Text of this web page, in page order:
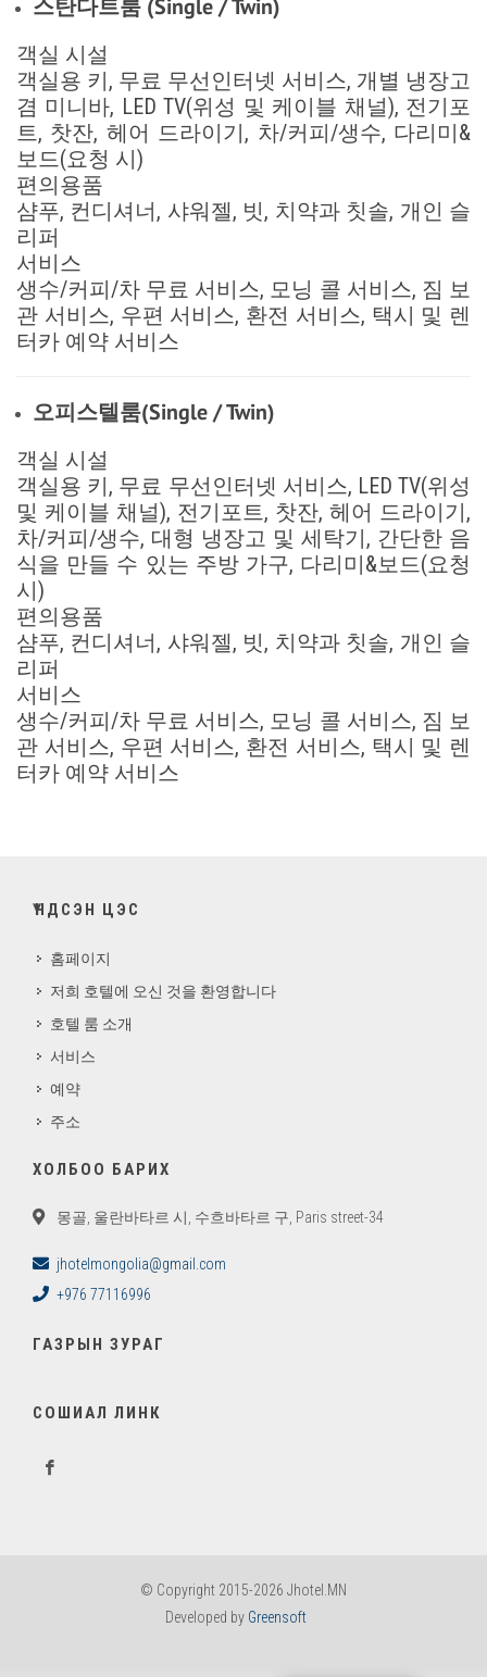
스탄다트룸 (Single / Twin)
객실 시설
객실용 키, 무료 무선인터넷 서비스, 개별 냉장고
겸 미니바, LED TV(위성 및 케이블 채널), 전기포
트, 찻잔, 헤어 드라이기, 차/커피/생수, 다리미&
보드(요청 시)
편의용품
샴푸, 컨디셔너, 샤워젤, 빗, 치약과 칫솔, 개인 슬
리퍼
서비스
생수/커피/차 무료 서비스, 모닝 콜 서비스, 짐 보
관 서비스, 우편 서비스, 환전 서비스, 택시 및 렌
터카 예약 서비스
오피스텔룸(Single / Twin)
객실 시설
객실용 키, 무료 무선인터넷 서비스, LED TV(위성
및 케이블 채널), 전기포트, 찻잔, 헤어 드라이기,
차/커피/생수, 대형 냉장고 및 세탁기, 간단한 음
식을 만들 수 있는 주방 가구, 다리미&보드(요청
시)
편의용품
샴푸, 컨디셔너, 샤워젤, 빗, 치약과 칫솔, 개인 슬
리퍼
서비스
생수/커피/차 무료 서비스, 모닝 콜 서비스, 짐 보
관 서비스, 우편 서비스, 환전 서비스, 택시 및 렌
터카 예약 서비스
ҮНДСЭН ЦЭС
홈페이지
저희 호텔에 오신 것을 환영합니다
호텔 룸 소개
서비스
예약
주소
ХОЛБОО БАРИХ
몽골, 울란바타르 시, 수흐바타르 구, Paris street-34
jhotelmongolia@gmail.com
+976 77116996
ГАЗРЫН ЗУРАГ
СОШИАЛ ЛИНК
© Copyright 2015-2026 Jhotel.MN
Developed by Greensoft